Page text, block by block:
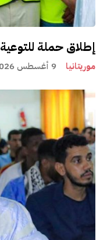
إطلاق حملة
موريتانيا 9 أغسطس 2026، 22:26 مساءً